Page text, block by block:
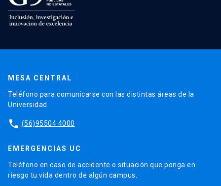
MESA CENTRAL
Teléfono para comunicarse con las distintas áreas de la
Universidad.
phone (56)95504 4000
EMERGENCIAS UC
Teléfono en caso de accidente o situación que ponga en
riesgo tu vida dentro de algún campus.